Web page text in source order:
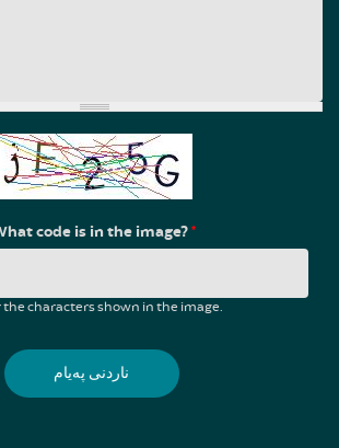
code is in the image?*
the characters shown in the image.